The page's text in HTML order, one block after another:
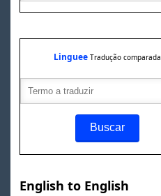
Linguee Tradução comparada
English to English